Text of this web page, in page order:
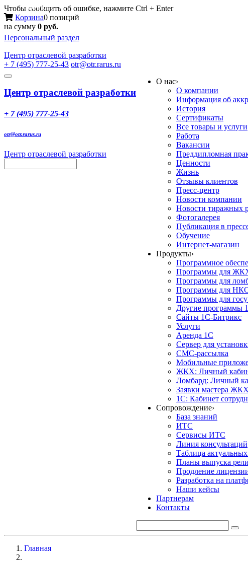
Чтобы сообщить об ошибке, нажмите Ctrl + Enter
Корзина0 позиций
на сумму 0 руб.
Персональный раздел
Центр отраслевой разработки
+ 7 (495) 777-25-43 otr@otr.rarus.ru
Toggle
Меню
Центр отраслевой разработки
+ 7 (495) 777-25-43
otr@otr.rarus.ru
Центр отраслевой разработки
О нас›
О компании
Информация об
История
Сертификаты
Все товары и услуги
Работа
Вакансии
Преддипломная
Ценности
Жизнь
Отзывы клиентов
Пресс-центр
Новости компании
Новости тиражных
Фотогалерея
Публикация в
Обучение
Интернет-магазин
Продукты›
Программное
Программы для
Программы для
Программы для
Программы для
Другие программы
Сайты 1С-Битрикс
Услуги
Аренда 1С
Сервер для
СМС-рассылка
Мобильные
ЖКХ: Личный
Ломбард: Личный
Заявки мастера ЖКХ
1С: Кабинет
Сопровождение›
База знаний
ИТС
Сервисы ИТС
Линия консультаций
Таблица
Планы выпуска
Продление
Разработка на
Наши кейсы
Партнерам
Контакты
Главная